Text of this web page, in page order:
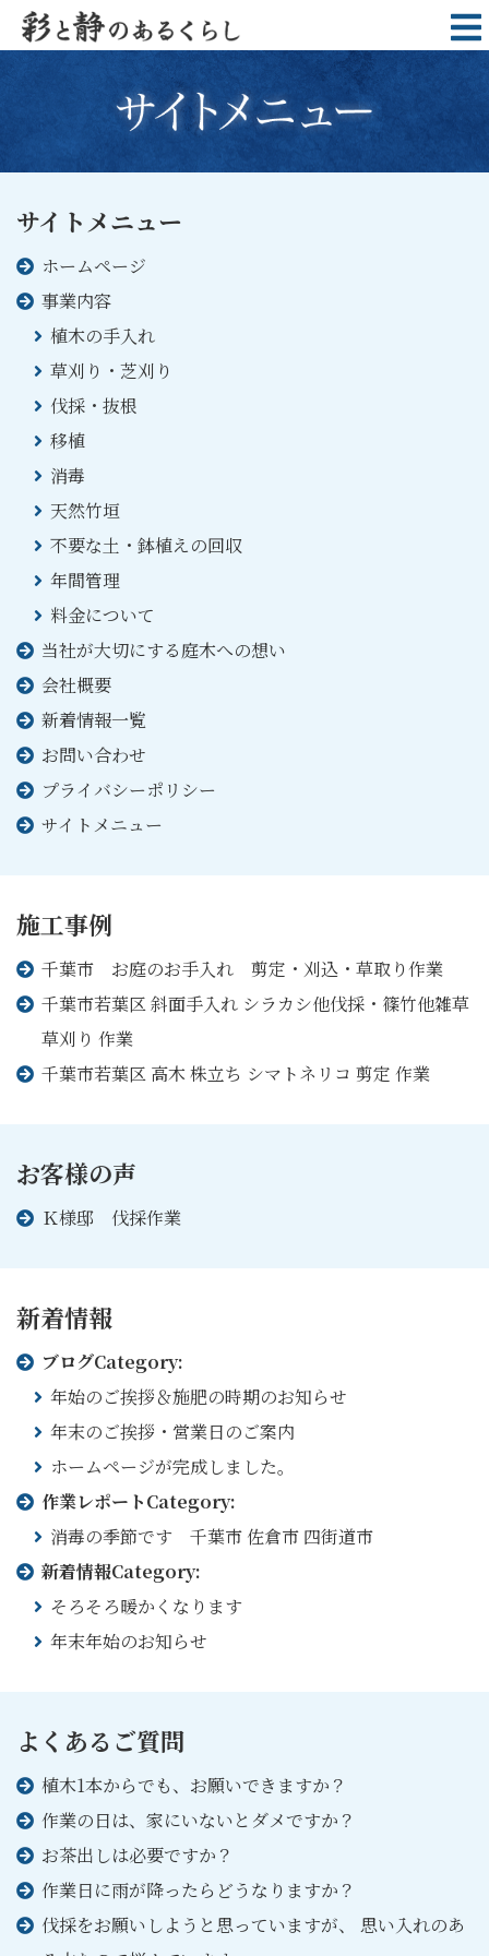
サイトメニュー
ホームページ
事業内容
植木の手入れ
草刈り・芝刈り
伐採・抜根
移植
消毒
天然竹垣
不要な土・鉢植えの回収
年間管理
料金について
当社が大切にする庭木への想い
会社概要
新着情報一覧
お問い合わせ
プライバシーポリシー
サイトメニュー
施工事例
千葉市 お庭のお手入れ 剪定・刈込・草取り作業
千葉市若葉区 斜面手入れ シラカシ他伐採・篠竹他雑草
草刈り 作業
千葉市若葉区 高木 株立ち シマトネリコ 剪定 作業
お客様の声
Ｋ様邸 伐採作業
新着情報
Category:
ブログ
年始のご挨拶＆施肥の時期のお知らせ
年末のご挨拶・営業日のご案内
ホームページが完成しました。
Category:
作業レポート
消毒の季節です 千葉市 佐倉市 四街道市
Category:
新着情報
そろそろ暖かくなります
年末年始のお知らせ
よくあるご質問
植⽊1本からでも、お願いできますか？
作業の⽇は、家にいないとダメですか？
お茶出しは必要ですか？
作業⽇に⾬が降ったらどうなりますか？
伐採をお願いしようと思っていますが、 思い⼊れのあ